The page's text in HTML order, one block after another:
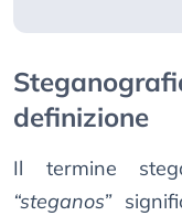
definizione
Il termine
“steganos”